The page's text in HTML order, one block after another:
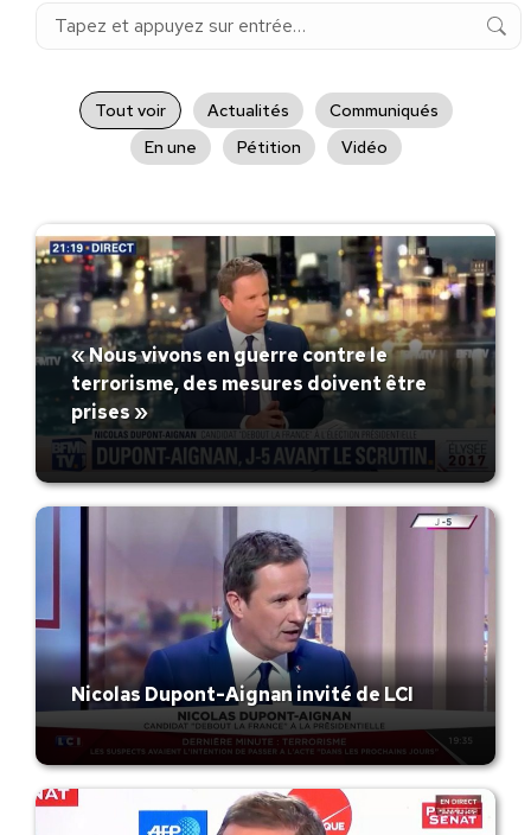
Recherche
Tout voir Actualités
Communiqués
En une
Pétition Vidéo
« Nous vivons en guerre contre le
terrorisme, des mesures doivent être
prises »
Nicolas Dupont-Aignan invité de LCI